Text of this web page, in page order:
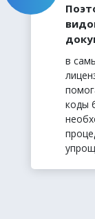
в
коды